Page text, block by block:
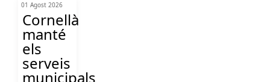
01 Agost 2026
Cornellà
manté
els
serveis
municipals